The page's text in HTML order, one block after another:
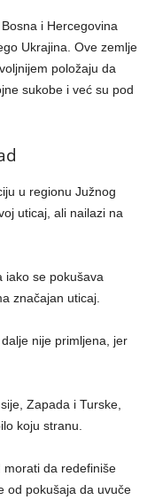
i Hercegovina
Ukrajina. Ove zemlje
položaju da
sukobe i već su pod
u regionu Južnog
uticaj, ali nailazi na
iako se pokušava
značajan uticaj.
nije primljena, jer
Zapada i Turske,
koju stranu.
da redefiniše
od pokušaja da uvuče